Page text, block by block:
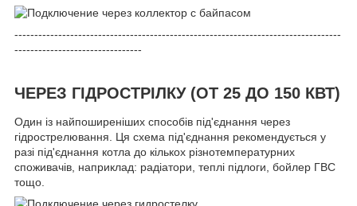
----------------------------------------------------------------------------------
--------------------------------
ЧЕРЕЗ ГІДРОСТРІЛКУ (ОТ 25 ДО 150 КВТ)
Один із найпоширеніших способів під'єднання через
гідрострелювання. Ця схема під'єднання рекомендується у
разі під'єднання котла до кількох різнотемпературних
споживачів, наприклад: радіатори, теплі підлоги, бойлер ГВС
тощо.